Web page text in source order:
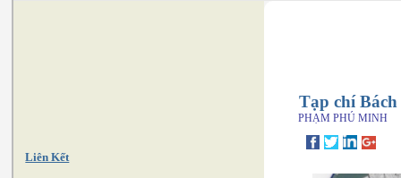
Liên Kết
Tạp chí
PHẠM PHÚ MINH